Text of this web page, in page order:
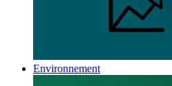
Environnement